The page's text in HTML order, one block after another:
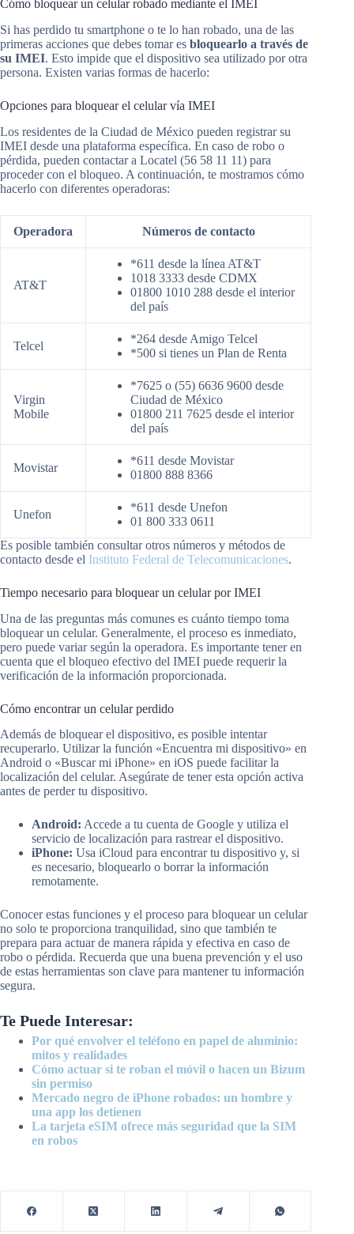
Cómo bloquear un celular robado mediante el IMEI
Si has perdido tu smartphone o te lo han robado, una de las
primeras acciones que debes tomar es bloquearlo a través de
su IMEI. Esto impide que el dispositivo sea utilizado por otra
persona. Existen varias formas de hacerlo:
Opciones para bloquear el celular vía IMEI
Los residentes de la Ciudad de México pueden registrar su
IMEI desde una plataforma específica. En caso de robo o
pérdida, pueden contactar a Locatel (56 58 11 11) para
proceder con el bloqueo. A continuación, te mostramos cómo
hacerlo con diferentes operadoras:
Operadora Números de contacto
AT&T
*611 desde la línea AT&T
1018 3333 desde CDMX
01800 1010 288 desde el interior
del país
Telcel
*264 desde Amigo Telcel
*500 si tienes un Plan de Renta
Virgin
Mobile
*7625 o (55) 6636 9600 desde
Ciudad de México
01800 211 7625 desde el interior
del país
Movistar
*611 desde Movistar
01800 888 8366
Unefon
*611 desde Unefon
01 800 333 0611
Es posible también consultar otros números y métodos de
contacto desde el Instituto Federal de Telecomunicaciones.
Tiempo necesario para bloquear un celular por IMEI
Una de las preguntas más comunes es cuánto tiempo toma
bloquear un celular. Generalmente, el proceso es inmediato,
pero puede variar según la operadora. Es importante tener en
cuenta que el bloqueo efectivo del IMEI puede requerir la
verificación de la información proporcionada.
Cómo encontrar un celular perdido
Además de bloquear el dispositivo, es posible intentar
recuperarlo. Utilizar la función «Encuentra mi dispositivo» en
Android o «Buscar mi iPhone» en iOS puede facilitar la
localización del celular. Asegúrate de tener esta opción activa
antes de perder tu dispositivo.
Android: Accede a tu cuenta de Google y utiliza el
servicio de localización para rastrear el dispositivo.
iPhone: Usa iCloud para encontrar tu dispositivo y, si
es necesario, bloquearlo o borrar la información
remotamente.
Conocer estas funciones y el proceso para bloquear un celular
no solo te proporciona tranquilidad, sino que también te
prepara para actuar de manera rápida y efectiva en caso de
robo o pérdida. Recuerda que una buena prevención y el uso
de estas herramientas son clave para mantener tu información
segura.
Te Puede Interesar:
Por qué envolver el teléfono en papel de aluminio:
mitos y realidades
Cómo actuar si te roban el móvil o hacen un Bizum
sin permiso
Mercado negro de iPhone robados: un hombre y
una app los detienen
La tarjeta eSIM ofrece más seguridad que la SIM
en robos